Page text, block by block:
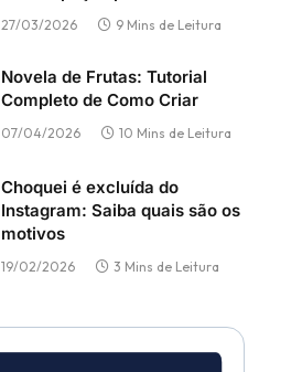
27/03/2026 9 Mins de Leitura
Novela de Frutas: Tutorial
Completo de Como Criar
07/04/2026 10 Mins de Leitura
Choquei é excluída do
Instagram: Saiba quais são os
motivos
19/02/2026 3 Mins de Leitura